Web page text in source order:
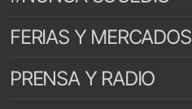
FERIAS Y MERCADOS
PRENSA Y RADIO